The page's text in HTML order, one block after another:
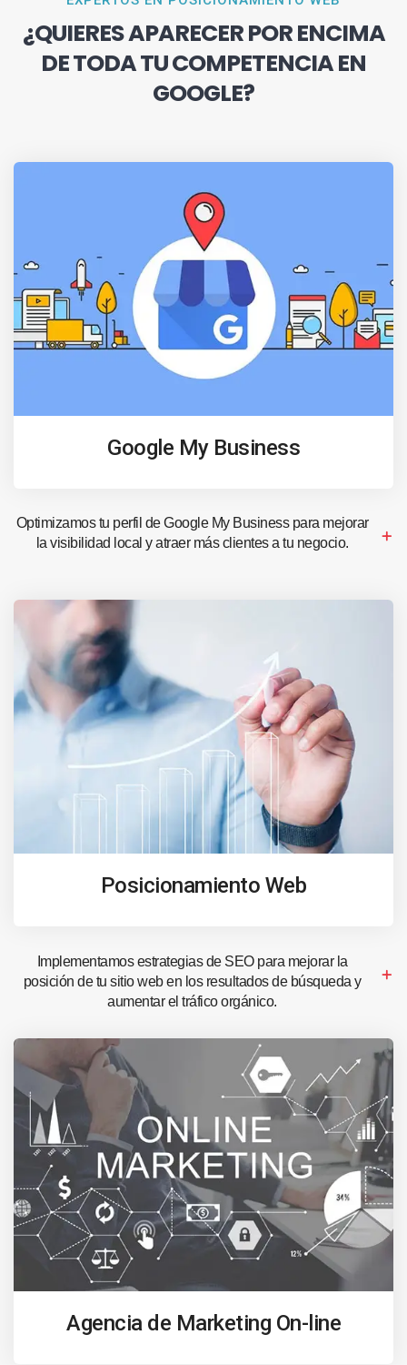
¿QUIERES APARECER POR ENCIMA
DE TODA TU COMPETENCIA EN
GOOGLE?
Google My Business
Optimizamos tu perfil de Google My Business para mejorar
la visibilidad local y atraer más clientes a tu negocio.
Posicionamiento Web
Implementamos estrategias de SEO para mejorar la
posición de tu sitio web en los resultados de búsqueda y
aumentar el tráfico orgánico.
Agencia de Marketing On-line